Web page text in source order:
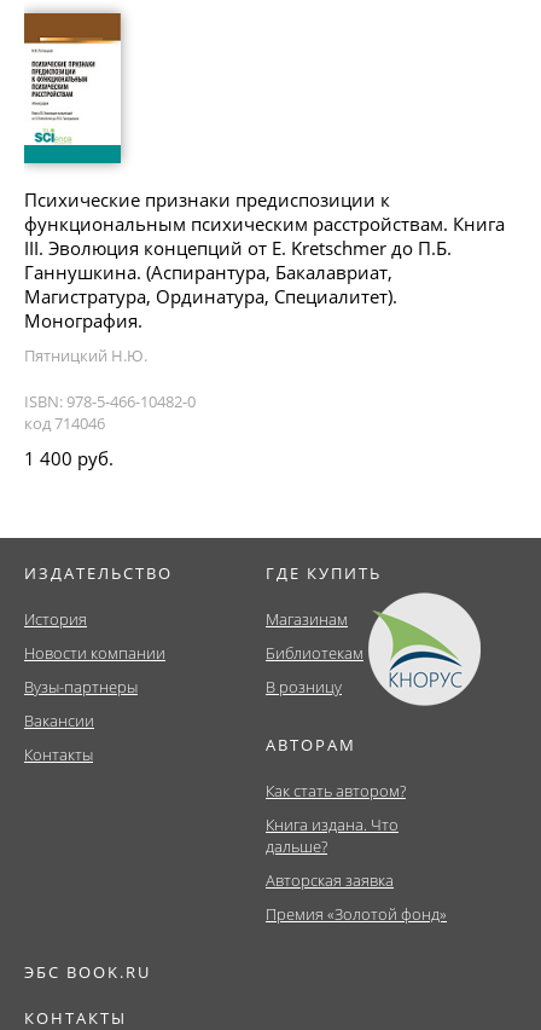
Психические признаки предиспозиции к
функциональным психическим расстройствам. Книга
III. Эволюция концепций от E. Kretschmer до П.Б.
Ганнушкина. (Аспирантура, Бакалавриат,
Магистратура, Ординатура, Специалитет).
Монография.
Пятницкий Н.Ю.
ISBN: 978-5-466-10482-0
код 714046
1 400 руб.
ИЗДАТЕЛЬСТВО
История
Новости компании
Вузы-партнеры
Вакансии
Контакты
ГДЕ КУПИТЬ
Магазинам
Библиотекам
В розницу
АВТОРАМ
Как стать автором?
Книга издана. Что
дальше?
Авторская заявка
Премия «Золотой фонд»
ЭБС BOOK.RU
КОНТАКТЫ